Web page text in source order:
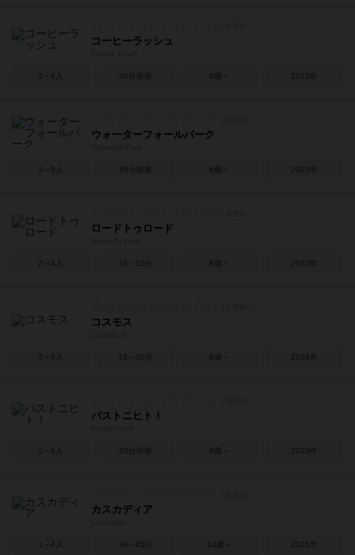
コーヒーラッシュ
2～4人 30分前後 8歳～ 2023年
ウォーターフォールパーク
3～5人 45分前後 8歳～ 2023年
ロードトゥロード
2～4人 10～15分 8歳～ 2023年
コスモス
3～6人 15～30分 8歳～ 2024年
パストニヒト！
2～6人 20分前後 8歳～ 2023年
カスカディア
1～4人 30～45分 14歳～ 2021年